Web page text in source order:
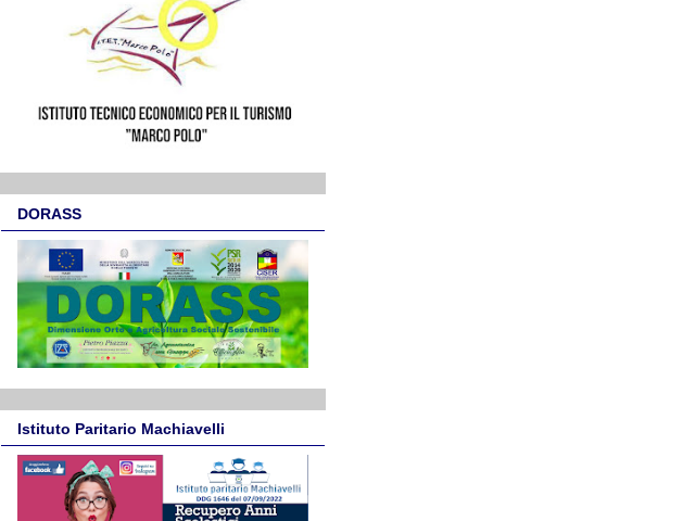
DORASS
Istituto Paritario Machiavelli